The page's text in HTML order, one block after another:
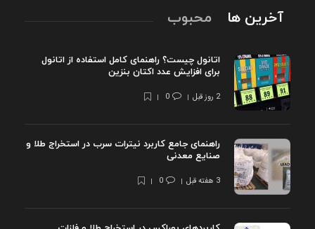
آخرین ها محبوب
اتانول چیست؟ راهنمای کامل استفاده از اتانول
برای افزایش عدد اکتان بنزین
2 روز قبل 0
راهنمای جامع کاربرد نیترات سرب در استخراج طلا و
صنایع معدنی
3 هفته قبل 0